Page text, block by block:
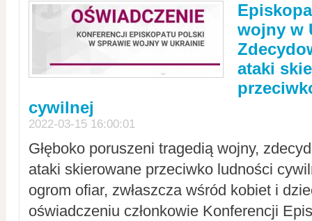
wojny w
ataki
cywilnej
2022-03-15 16:00:01
Głęboko poruszeni tragedią wojny,
ataki skierowane przeciwko ludności
ogrom ofiar, zwłaszcza wśród kobiet i
oświadczeniu członkowie Konferencji